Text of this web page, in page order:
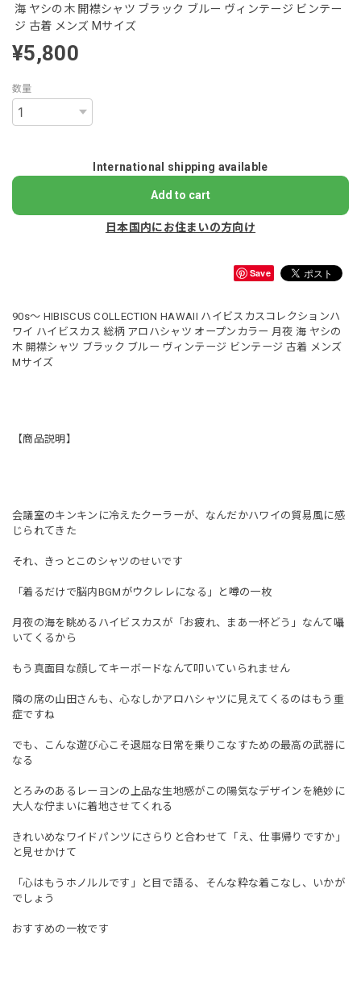
海 ヤシの木 開襟シャツ ブラック ブルー ヴィンテージ ビンテー
ジ 古着 メンズ Mサイズ
¥5,800
数量
International shipping available
Add to cart
日本国内にお住まいの方向け
Save
90s～ HIBISCUS COLLECTION HAWAII ハイビスカスコレクションハ
ワイ ハイビスカス 総柄 アロハシャツ オープンカラー 月夜 海 ヤシの
木 開襟シャツ ブラック ブルー ヴィンテージ ビンテージ 古着 メンズ
Mサイズ
【商品説明】
会議室のキンキンに冷えたクーラーが、なんだかハワイの貿易風に感
じられてきた
それ、きっとこのシャツのせいです
「着るだけで脳内BGMがウクレレになる」と噂の一枚
月夜の海を眺めるハイビスカスが「お疲れ、まあ一杯どう」なんて囁
いてくるから
もう真面目な顔してキーボードなんて叩いていられません
隣の席の山田さんも、心なしかアロハシャツに見えてくるのはもう重
症ですね
でも、こんな遊び心こそ退屈な日常を乗りこなすための最高の武器に
なる
とろみのあるレーヨンの上品な生地感がこの陽気なデザインを絶妙に
大人な佇まいに着地させてくれる
きれいめなワイドパンツにさらりと合わせて「え、仕事帰りですか」
と見せかけて
「心はもうホノルルです」と目で語る、そんな粋な着こなし、いかが
でしょう
おすすめの一枚です